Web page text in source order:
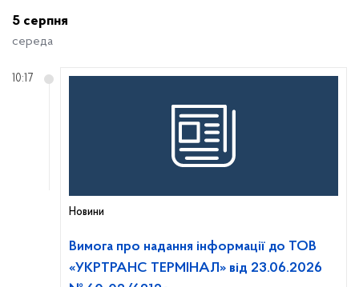
5 серпня
середа
Новини
Вимога про надання інформації до ТОВ
«УКРТРАНС ТЕРМІНАЛ» від 23.06.2026
10:17